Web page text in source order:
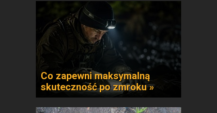
Co zapewni maksymalną
skuteczność po zmroku »